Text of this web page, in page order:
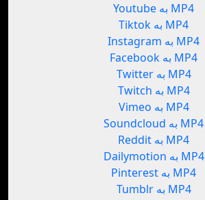
Youtube به MP4
Tiktok به MP4
Instagram به MP4
Facebook به MP4
Twitter به MP4
Twitch به MP4
Vimeo به MP4
Soundcloud به MP4
Reddit به MP4
Dailymotion به MP4
Pinterest به MP4
Tumblr به MP4